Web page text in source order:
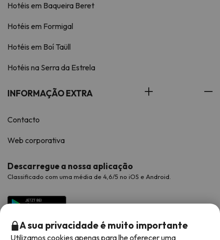
Hotéis em Baqueira Beret
Hotéis em Formigal
Hotéis em Boí Taüll
Hotéis na Serra da Estrela
INFORMAÇÃO EXTRA
Contacto
Web corporativa
Descarregue a nossa aplicação
Classificado com uma média de 4,6/5 no iOS e Android.
A sua privacidade é muito importante
Utilizamos cookies apenas para lhe oferecer uma